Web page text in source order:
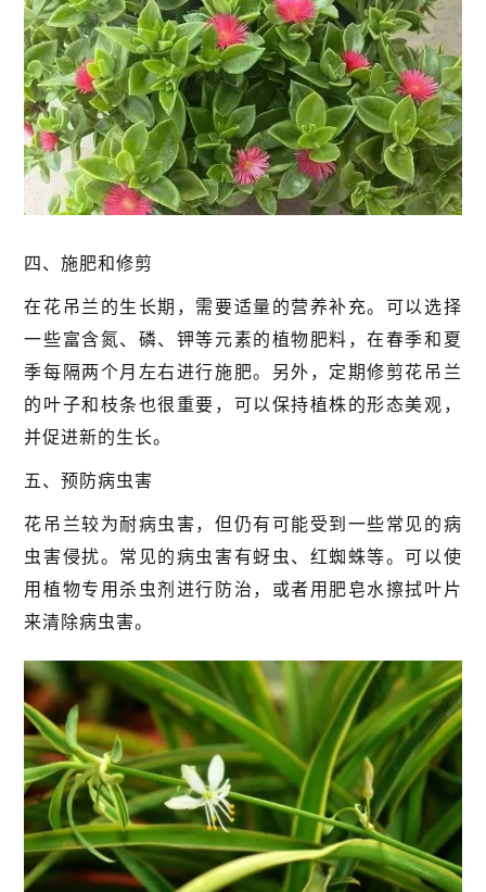
四、施肥和修剪
在花吊兰的生长期，需要适量的营养补充。可以选择
一些富含氮、磷、钾等元素的植物肥料，在春季和夏
季每隔两个月左右进行施肥。另外，定期修剪花吊兰
的叶子和枝条也很重要，可以保持植株的形态美观，
并促进新的生长。
五、预防病虫害
花吊兰较为耐病虫害，但仍有可能受到一些常见的病
虫害侵扰。常见的病虫害有蚜虫、红蜘蛛等。可以使
用植物专用杀虫剂进行防治，或者用肥皂水擦拭叶片
来清除病虫害。